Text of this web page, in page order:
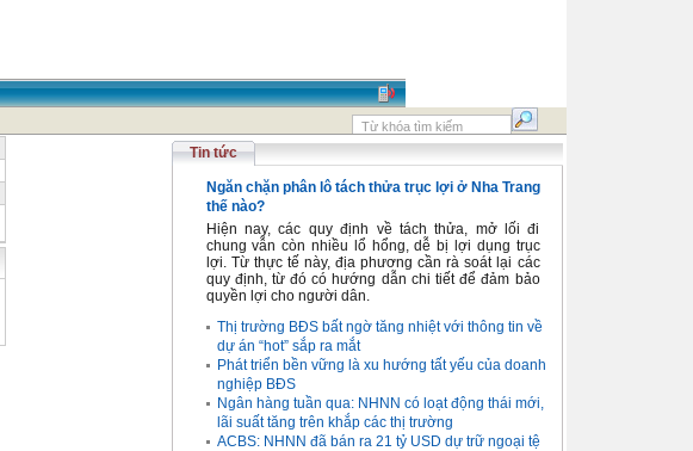
Tin tức
Ngăn chặn phân lô tách thửa trục lợi ở Nha Trang
thế nào?
Hiện nay, các quy định về tách thửa, mở lối đi
chung vẫn còn nhiều lổ hổng, dễ bị lợi dụng trục
lợi. Từ thực tế này, địa phương cần rà soát lại các
quy định, từ đó có hướng dẫn chi tiết để đảm bảo
quyền lợi cho người dân.
Thị trường BĐS bất ngờ tăng nhiệt với thông tin về
dự án “hot” sắp ra mắt
Phát triển bền vững là xu hướng tất yếu của doanh
nghiệp BĐS
Ngân hàng tuần qua: NHNN có loạt động thái mới,
lãi suất tăng trên khắp các thị trường
ACBS: NHNN đã bán ra 21 tỷ USD dự trữ ngoại tệ